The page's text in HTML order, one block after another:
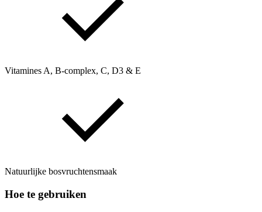
Vitamines A, B‑complex, C, D3 & E
Natuurlijke bosvruchtensmaak
Hoe te gebruiken